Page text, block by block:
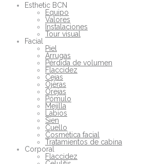
Esthetic BCN
Equipo
Valores
Instalaciones
Tour visual
Facial
Piel
Arrugas
Pérdida de volumen
Flaccidez
Cejas
Ojeras
Orejas
Pómulo
Mejilla
Labios
Sien
Cuello
Cosmética facial
Tratamientos de cabina
Corporal
Flaccidez